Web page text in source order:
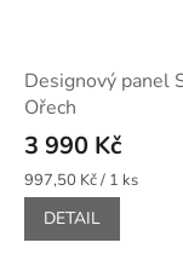
Designový panel
Ořech
3 990 Kč
Měrná
cena:
997,50 Kč / 1 ks
DETAIL